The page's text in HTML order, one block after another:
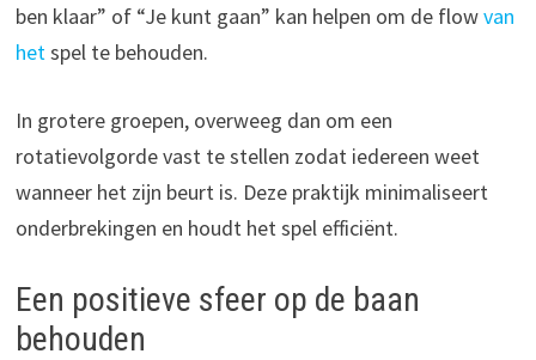
ben klaar” of “Je kunt gaan” kan helpen om de flowvan
hetspel te behouden.
In grotere groepen, overweeg dan om een
rotatievolgorde vast te stellen zodat iedereen weet
wanneer het zijn beurt is. Deze praktijk minimaliseert
onderbrekingen en houdt het spel efficiënt.
Een positieve sfeer op de baan
behouden